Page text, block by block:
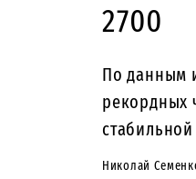
2700
По данным
рекордных
Николай